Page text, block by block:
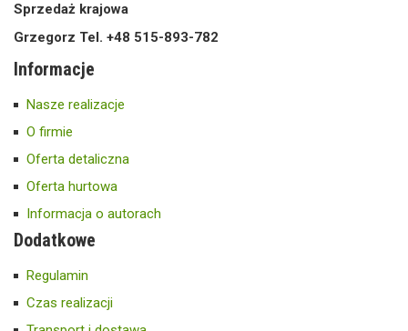
Sprzedaż krajowa
Grzegorz Tel. +48 515-893-782
Informacje
Nasze realizacje
O firmie
Oferta detaliczna
Oferta hurtowa
Informacja o autorach
Dodatkowe
Regulamin
Czas realizacji